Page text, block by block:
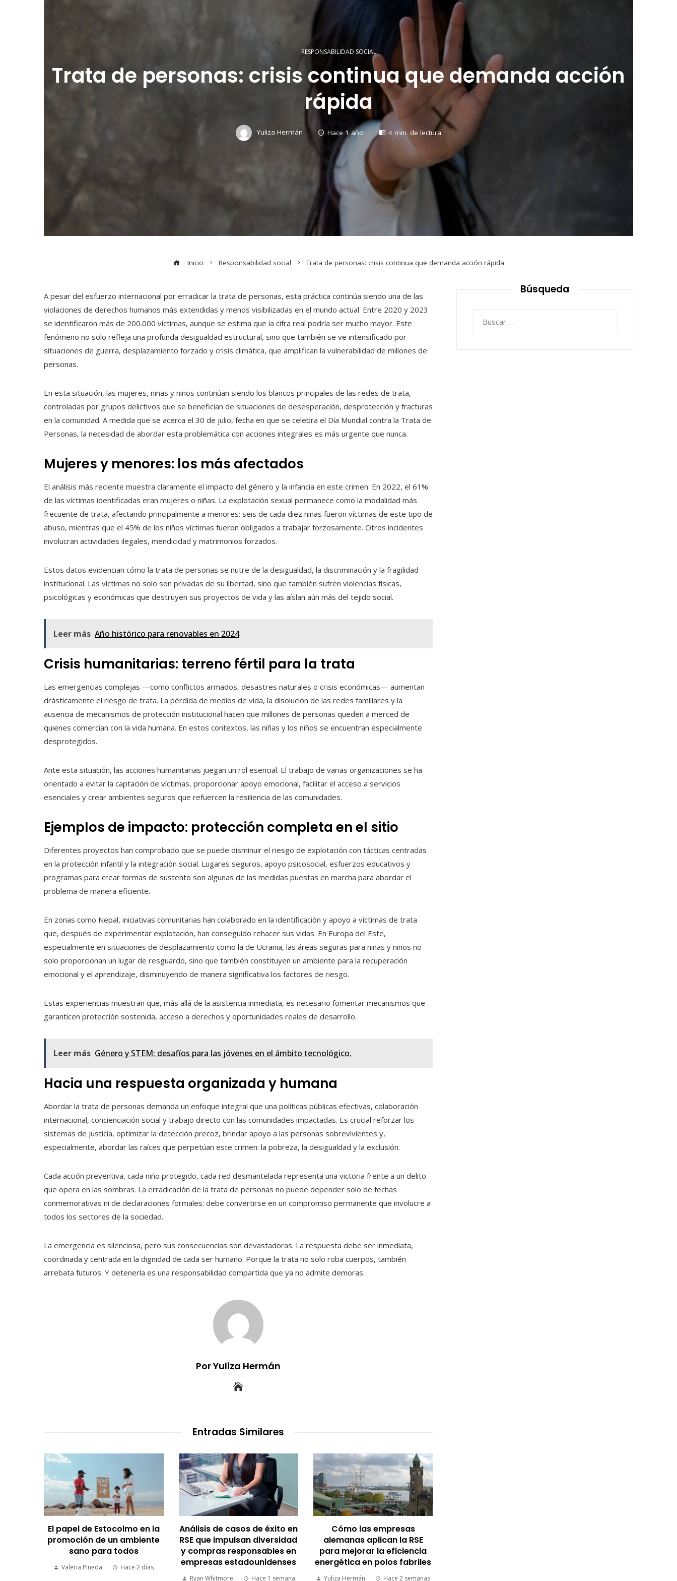
RESPONSABILIDAD SOCIAL
Trata de personas: crisis continua que demanda acción
rápida
Yuliza Hermán Hace 1 año 4 min. de lectura
Inicio Responsabilidad social Trata de personas: crisis continua que demanda acción rápida
A pesar del esfuerzo internacional por erradicar la trata de personas, esta práctica continúa siendo una de las
violaciones de derechos humanos más extendidas y menos visibilizadas en el mundo actual. Entre 2020 y 2023
se identificaron más de 200.000 víctimas, aunque se estima que la cifra real podría ser mucho mayor. Este
fenómeno no solo refleja una profunda desigualdad estructural, sino que también se ve intensificado por
situaciones de guerra, desplazamiento forzado y crisis climática, que amplifican la vulnerabilidad de millones de
personas.
En esta situación, las mujeres, niñas y niños continúan siendo los blancos principales de las redes de trata,
controladas por grupos delictivos que se benefician de situaciones de desesperación, desprotección y fracturas
en la comunidad. A medida que se acerca el 30 de julio, fecha en que se celebra el Día Mundial contra la Trata de
Personas, la necesidad de abordar esta problemática con acciones integrales es más urgente que nunca.
Mujeres y menores: los más afectados
El análisis más reciente muestra claramente el impacto del género y la infancia en este crimen. En 2022, el 61%
de las víctimas identificadas eran mujeres o niñas. La explotación sexual permanece como la modalidad más
frecuente de trata, afectando principalmente a menores: seis de cada diez niñas fueron víctimas de este tipo de
abuso, mientras que el 45% de los niños víctimas fueron obligados a trabajar forzosamente. Otros incidentes
involucran actividades ilegales, mendicidad y matrimonios forzados.
Estos datos evidencian cómo la trata de personas se nutre de la desigualdad, la discriminación y la fragilidad
institucional. Las víctimas no solo son privadas de su libertad, sino que también sufren violencias físicas,
psicológicas y económicas que destruyen sus proyectos de vida y las aíslan aún más del tejido social.
Leer más Año histórico para renovables en 2024
Crisis humanitarias: terreno fértil para la trata
Las emergencias complejas —como conflictos armados, desastres naturales o crisis económicas— aumentan
drásticamente el riesgo de trata. La pérdida de medios de vida, la disolución de las redes familiares y la
ausencia de mecanismos de protección institucional hacen que millones de personas queden a merced de
quienes comercian con la vida humana. En estos contextos, las niñas y los niños se encuentran especialmente
desprotegidos.
Ante esta situación, las acciones humanitarias juegan un rol esencial. El trabajo de varias organizaciones se ha
orientado a evitar la captación de víctimas, proporcionar apoyo emocional, facilitar el acceso a servicios
esenciales y crear ambientes seguros que refuercen la resiliencia de las comunidades.
Ejemplos de impacto: protección completa en el sitio
Diferentes proyectos han comprobado que se puede disminuir el riesgo de explotación con tácticas centradas
en la protección infantil y la integración social. Lugares seguros, apoyo psicosocial, esfuerzos educativos y
programas para crear formas de sustento son algunas de las medidas puestas en marcha para abordar el
problema de manera eficiente.
En zonas como Nepal, iniciativas comunitarias han colaborado en la identificación y apoyo a víctimas de trata
que, después de experimentar explotación, han conseguido rehacer sus vidas. En Europa del Este,
especialmente en situaciones de desplazamiento como la de Ucrania, las áreas seguras para niñas y niños no
solo proporcionan un lugar de resguardo, sino que también constituyen un ambiente para la recuperación
emocional y el aprendizaje, disminuyendo de manera significativa los factores de riesgo.
Estas experiencias muestran que, más allá de la asistencia inmediata, es necesario fomentar mecanismos que
garanticen protección sostenida, acceso a derechos y oportunidades reales de desarrollo.
Leer más Género y STEM: desafíos para las jóvenes en el ámbito tecnológico.
Hacia una respuesta organizada y humana
Abordar la trata de personas demanda un enfoque integral que una políticas públicas efectivas, colaboración
internacional, concienciación social y trabajo directo con las comunidades impactadas. Es crucial reforzar los
sistemas de justicia, optimizar la detección precoz, brindar apoyo a las personas sobrevivientes y,
especialmente, abordar las raíces que perpetúan este crimen: la pobreza, la desigualdad y la exclusión.
Cada acción preventiva, cada niño protegido, cada red desmantelada representa una victoria frente a un delito
que opera en las sombras. La erradicación de la trata de personas no puede depender solo de fechas
conmemorativas ni de declaraciones formales: debe convertirse en un compromiso permanente que involucre a
todos los sectores de la sociedad.
La emergencia es silenciosa, pero sus consecuencias son devastadoras. La respuesta debe ser inmediata,
coordinada y centrada en la dignidad de cada ser humano. Porque la trata no solo roba cuerpos, también
arrebata futuros. Y detenerla es una responsabilidad compartida que ya no admite demoras.
Por Yuliza Hermán
Entradas Similares
El papel de Estocolmo en la
promoción de un ambiente
sano para todos
Valeria Pineda Hace 2 días
Análisis de casos de éxito en
RSE que impulsan diversidad
y compras responsables en
empresas estadounidenses
Ryan Whitmore Hace 1 semana
Cómo las empresas
alemanas aplican la RSE
para mejorar la eficiencia
energética en polos fabriles
Yuliza Hermán Hace 2 semanas
Búsqueda